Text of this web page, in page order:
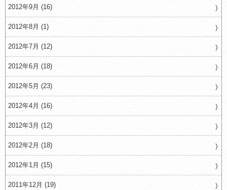
2012年9月 (16)
2012年8月 (1)
2012年7月 (12)
2012年6月 (18)
2012年5月 (23)
2012年4月 (16)
2012年3月 (12)
2012年2月 (18)
2012年1月 (15)
2011年12月 (19)